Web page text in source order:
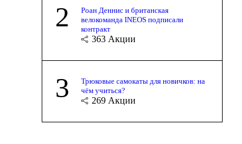
2
Роан Деннис и британская
велокоманда INEOS подписали
контракт
363 Акции
3
Трюковые самокаты для новичков: на
чём учиться?
269 Акции